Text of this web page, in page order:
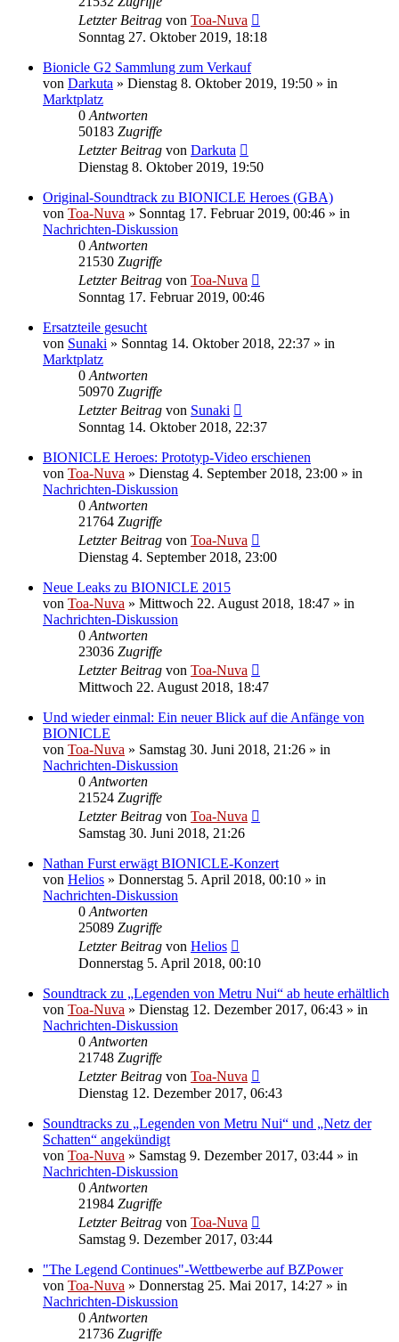
Letzter Beitrag von Toa-Nuva
Sonntag 27. Oktober 2019, 18:18
Bionicle G2 Sammlung zum Verkauf
von Darkuta » Dienstag 8. Oktober 2019, 19:50 » in
Marktplatz
0 Antworten
50183 Zugriffe
Letzter Beitrag von Darkuta
Dienstag 8. Oktober 2019, 19:50
Original-Soundtrack zu BIONICLE Heroes (GBA)
von Toa-Nuva » Sonntag 17. Februar 2019, 00:46 » in
Nachrichten-Diskussion
0 Antworten
21530 Zugriffe
Letzter Beitrag von Toa-Nuva
Sonntag 17. Februar 2019, 00:46
Ersatzteile gesucht
von Sunaki » Sonntag 14. Oktober 2018, 22:37 » in
Marktplatz
0 Antworten
50970 Zugriffe
Letzter Beitrag von Sunaki
Sonntag 14. Oktober 2018, 22:37
BIONICLE Heroes: Prototyp-Video erschienen
von Toa-Nuva » Dienstag 4. September 2018, 23:00 » in
Nachrichten-Diskussion
0 Antworten
21764 Zugriffe
Letzter Beitrag von Toa-Nuva
Dienstag 4. September 2018, 23:00
Neue Leaks zu BIONICLE 2015
von Toa-Nuva » Mittwoch 22. August 2018, 18:47 » in
Nachrichten-Diskussion
0 Antworten
23036 Zugriffe
Letzter Beitrag von Toa-Nuva
Mittwoch 22. August 2018, 18:47
Und wieder einmal: Ein neuer Blick auf die Anfänge von
BIONICLE
von Toa-Nuva » Samstag 30. Juni 2018, 21:26 » in
Nachrichten-Diskussion
0 Antworten
21524 Zugriffe
Letzter Beitrag von Toa-Nuva
Samstag 30. Juni 2018, 21:26
Nathan Furst erwägt BIONICLE-Konzert
von Helios » Donnerstag 5. April 2018, 00:10 » in
Nachrichten-Diskussion
0 Antworten
25089 Zugriffe
Letzter Beitrag von Helios
Donnerstag 5. April 2018, 00:10
Soundtrack zu „Legenden von Metru Nui“ ab heute erhältlich
von Toa-Nuva » Dienstag 12. Dezember 2017, 06:43 » in
Nachrichten-Diskussion
0 Antworten
21748 Zugriffe
Letzter Beitrag von Toa-Nuva
Dienstag 12. Dezember 2017, 06:43
Soundtracks zu „Legenden von Metru Nui“ und „Netz der
Schatten“ angekündigt
von Toa-Nuva » Samstag 9. Dezember 2017, 03:44 » in
Nachrichten-Diskussion
0 Antworten
21984 Zugriffe
Letzter Beitrag von Toa-Nuva
Samstag 9. Dezember 2017, 03:44
"The Legend Continues"-Wettbewerbe auf BZPower
von Toa-Nuva » Donnerstag 25. Mai 2017, 14:27 » in
Nachrichten-Diskussion
0 Antworten
21736 Zugriffe